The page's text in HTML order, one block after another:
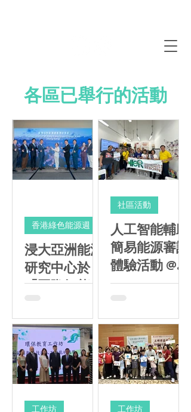
各區已舉行的活動
浸大亞洲能源
研究中心於
「國際氫能發
2026」舉辦
論壇探討新能
源發展如何推
動城市綠色低
香港綠色能源週
人工智能輔助
簡易能源審計
體驗活動 @
大埔富蝶
社區活動
工作坊 工作坊